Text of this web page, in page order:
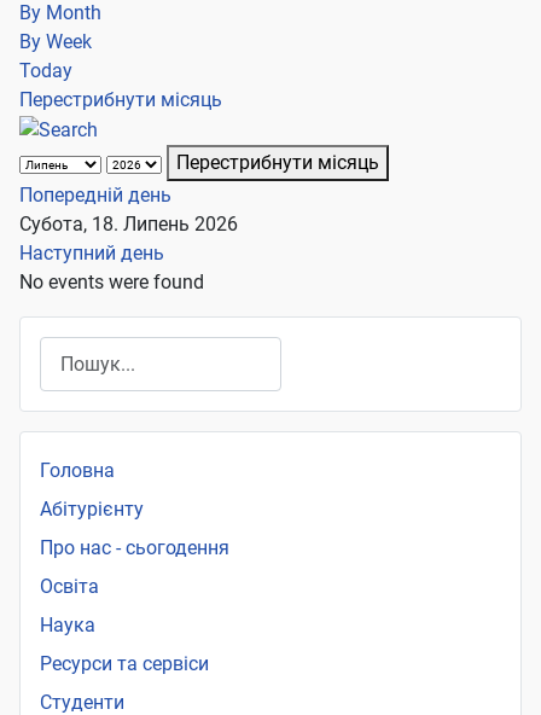
By Month
By Week
Today
Перестрибнути місяць
Перестрибнути місяць
Попередній день
Субота, 18. Липень 2026
Наступний день
No events were found
Головна
Абітурієнту
Про нас - сьогодення
Освіта
Наука
Ресурси та сервіси
Студенти